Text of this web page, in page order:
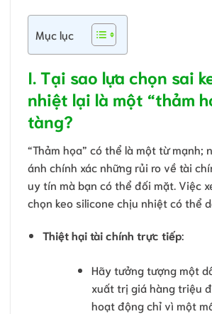
Mục lục
I. Tại sao lựa chọn sai
nhiệt lại là một “thảm
tàng?
“Thảm họa” có thể là một từ mạnh;
ánh chính xác những rủi ro về tài
uy tín mà bạn có thể đối mặt. Việc
chọn keo silicone chịu nhiệt có thể
Thiệt hại tài chính trực tiếp:
Hãy tưởng tượng một
xuất trị giá hàng triệu
hoạt động chỉ vì một